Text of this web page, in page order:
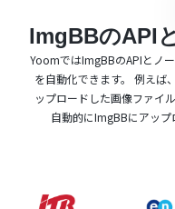
ImgBBのAPI
YoomではImgBBのAPIとノ
を自動化できます。 例え
ップロードした画像ファイ
自動的にImgBBにアップ